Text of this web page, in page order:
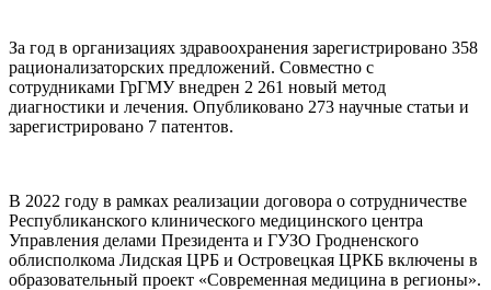
За год в организациях здравоохранения зарегистрировано 358
рационализаторских предложений. Совместно с
сотрудниками ГрГМУ внедрен 2 261 новый метод
диагностики и лечения. Опубликовано 273 научные статьи и
зарегистрировано 7 патентов.
В 2022 году в рамках реализации договора о сотрудничестве
Республиканского клинического медицинского центра
Управления делами Президента и ГУЗО Гродненского
облисполкома Лидская ЦРБ и Островецкая ЦРКБ включены в
образовательный проект «Современная медицина в регионы».